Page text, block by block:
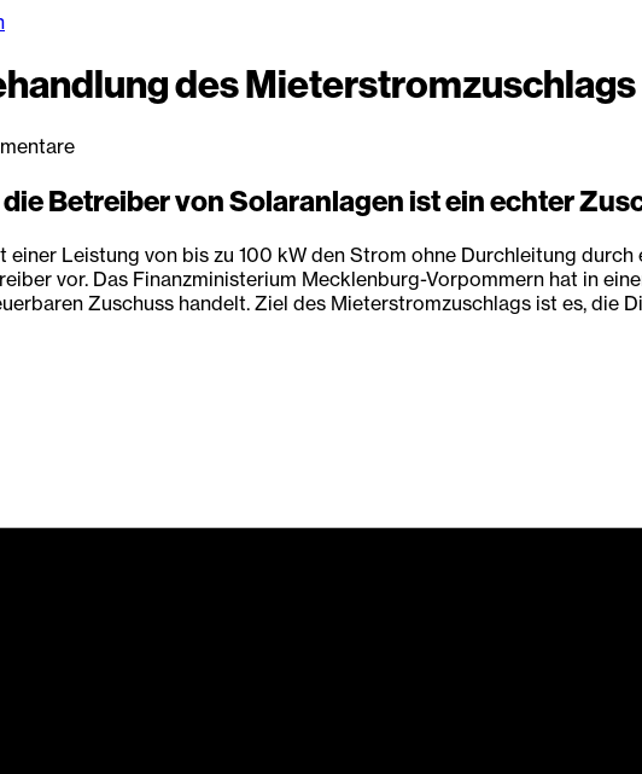
des Mieterstromzuschlags
Betreiber von Solaranlagen ist ein echter
einer Leistung von bis zu 100 kW den Strom ohne Durchleitung
vor. Das Finanzministerium Mecklenburg-Vorpommern hat in
Zuschuss handelt. Ziel des Mieterstromzuschlags ist es,